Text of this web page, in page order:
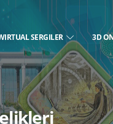
SERGILER 3D